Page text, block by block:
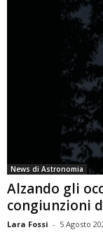
News di Astronomia
Alzando gli
congiunzioni
Lara Fossi - 5 Agosto